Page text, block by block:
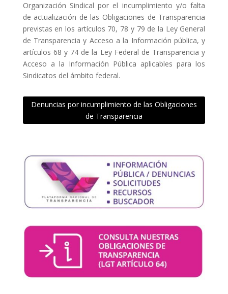
Organización Sindical por el incumplimiento y/o falta
de actualización de las Obligaciones de Transparencia
previstas en los artículos 70, 78 y 79 de la Ley General
de Transparencia y Acceso a la Información pública, y
artículos 68 y 74 de la Ley Federal de Transparencia y
Acceso a la Información Pública aplicables para los
Sindicatos del ámbito federal.
Denuncias por incumplimiento de las Obligaciones
de Transparencia